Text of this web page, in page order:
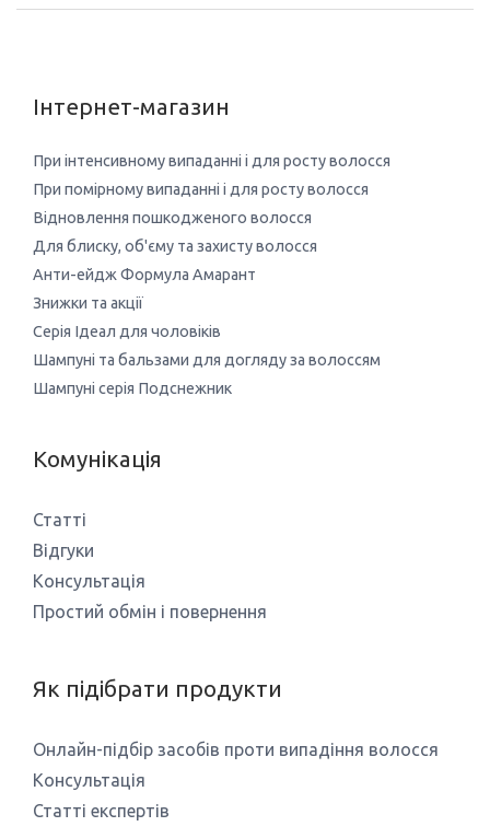
Інтернет-магазин
При інтенсивному випаданні і для росту волосся
При помірному випаданні і для росту волосся
Відновлення пошкодженого волосся
Для блиску, об'єму та захисту волосся
Анти-ейдж Формула Амарант
Знижки та акції
Серія Ідеал для чоловіків
Шампуні та бальзами для догляду за волоссям
Шампуні серія Подснежник
Комунікація
Статті
Відгуки
Консультація
Простий обмін і повернення
Як підібрати продукти
Онлайн-підбір засобів проти випадіння волосся
Консультація
Статті експертів